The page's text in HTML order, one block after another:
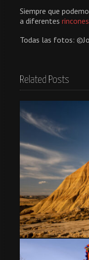
Siempre que
a diferentes
Todas las fotos:
Related Posts
Bardenas Reales en